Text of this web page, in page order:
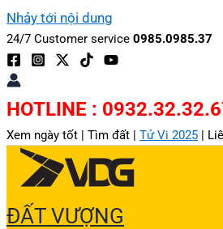
Nhảy tới nội dung
24/7 Customer service 0985.0985.37
HOTLINE :
Xem ngày tốt | Tìm đất | Tử Vi 2025 |
ĐẤT VƯỢNG